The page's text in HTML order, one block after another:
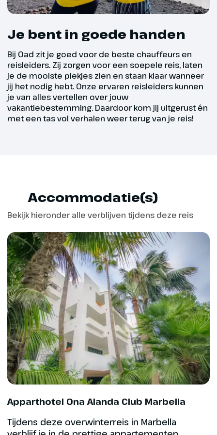
je op tijd naar de luchthaven van
inchecken op de luchthaven. De
afscheid kan nemen van de
groep voordat je huiswaarts
keert.
Je bent in goede handen
Bij Oad zit je goed voor de beste chauffeurs en
reisleiders. Zij zorgen voor een soepele reis, laten
je de mooiste plekjes zien en staan klaar wanneer
jij het nodig hebt. Onze ervaren reisleiders kunnen
je van alles vertellen over jouw
vakantiebestemming. Daardoor kom jij uitgerust én
met een tas vol verhalen weer terug van je reis!
Accommodatie(s)
Bekijk hieronder alle verblijven tijdens deze reis
Apparthotel Ona Alanda Club Marbella
Tijdens deze overwinterreis in Marbella
Juanar – Mirador del Corzo – Sendero El
Pozuelo (12,3 km – 450 hm – 4 u)
Istán – Embalse de la Concepción (13,5 km –
500 hm – 4,5 u)
La Gallega – Cerro Polvorín (13,7 km – 567
hm – 4,5 u)
Tres Valles – Istán (16 km – 800 hm – 4,5 u)
Sendero de los Castaños – Jubrique naar
Genalguacil (13,2 km – 550 hm – 4,5 u)
La Concha via Refugio de Juanar (10,5 km –
intensief – 6 u)
Optionele uitjes